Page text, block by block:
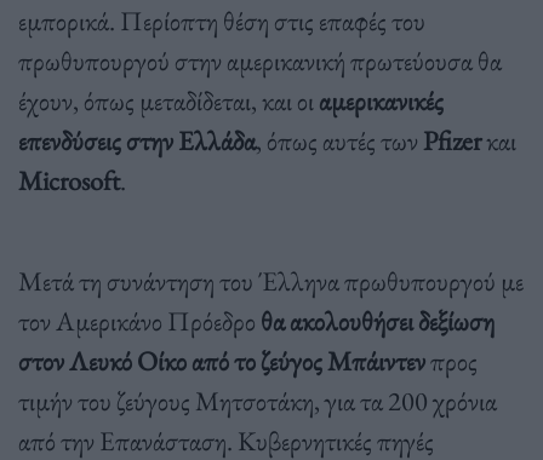
εμπορικά. Περίοπτη θέση στις επαφές του
πρωθυπουργού στην αμερικανική πρωτεύουσα θα
έχουν, όπως μεταδίδεται, και οιαμερικανικές
επενδύσεις στην Ελλάδα, όπως αυτές τωνPfizerκαι
Microsoft.
Μετά τη συνάντηση του Έλληνα πρωθυπουργού με
τον Αμερικάνο Πρόεδρο θα ακολουθήσει δεξίωση
στον Λευκό Οίκο από το ζεύγος Μπάιντενπρος
τιμήν του ζεύγους Μητσοτάκη, για τα 200 χρόνια
από την Επανάσταση. Κυβερνητικές πηγές